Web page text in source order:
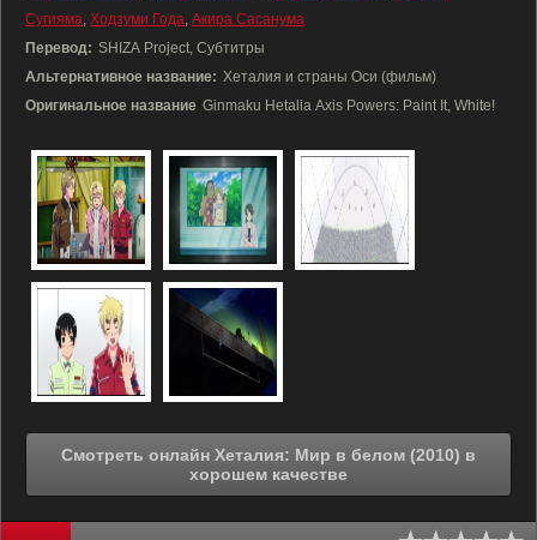
Сугияма, Ходзуми Года, Акира Сасанума
Перевод: SHIZA Project, Субтитры
Альтернативное название: Хеталия и страны Оси (фильм)
Оригинальное название Ginmaku Hetalia Axis Powers: Paint It, White!
Смотреть онлайн Хеталия: Мир в белом (2010) в
хорошем качестве